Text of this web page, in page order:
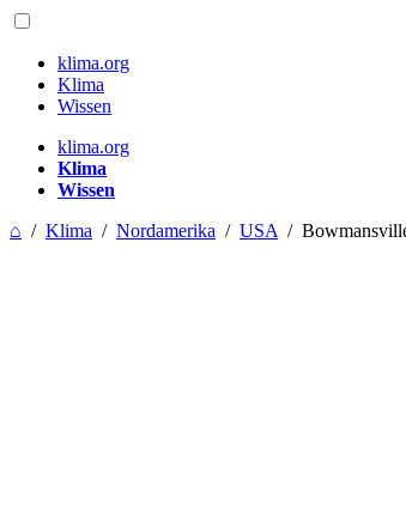
klima.org
Klima
Wissen
klima.org
Klima
Wissen
⌂ / Klima / Nordamerika / USA /